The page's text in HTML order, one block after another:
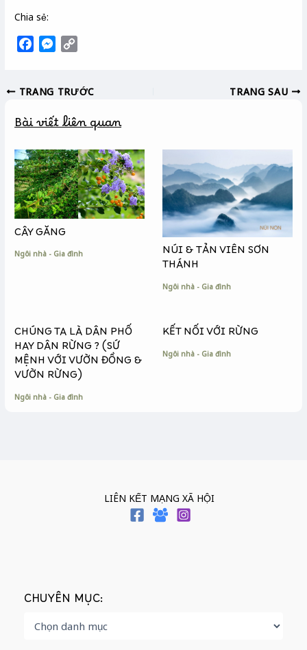
Chia sẻ:
e
o
k
M
s
n
e
r
y
i
k
TRANG TRƯỚC TRANG SAU
Bài viết liên quan
CÂY GĂNG
Ngôi nhà - Gia đình NÚI & TẢN VIÊN SƠN
THÁNH
Ngôi nhà - Gia đình
CHÚNG TA LÀ DÂN PHỐ
HAY DÂN RỪNG ? (SỨ
MỆNH VỚI VƯỜN ĐỒNG &
VƯỜN RỪNG)
Ngôi nhà - Gia đình
KẾT NỐI VỚI RỪNG
Ngôi nhà - Gia đình
LIÊN KẾT MẠNG XÃ HỘI
CHUYÊN MỤC: